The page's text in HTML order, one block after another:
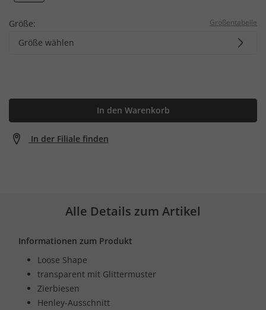
Größe: Größentabelle
Größe wählen
In den Warenkorb
In der Filiale finden
Alle Details zum Artikel
Informationen zum Produkt
Loose Shape
transparent mit Glittermuster
Zierbiesen
Henley-Ausschnitt